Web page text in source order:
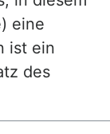
eine
ist ein
des